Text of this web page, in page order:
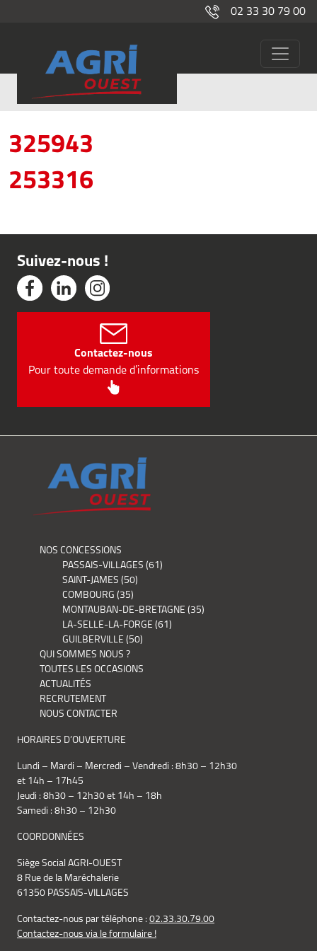
02 33 30 79 00
Mailleux
325943
253316
Suivez-nous !
Contactez-nous
Pour toute demande d’informations
NOS CONCESSIONS
PASSAIS-VILLAGES (61)
SAINT-JAMES (50)
COMBOURG (35)
MONTAUBAN-DE-BRETAGNE (35)
LA-SELLE-LA-FORGE (61)
GUILBERVILLE (50)
QUI SOMMES NOUS ?
TOUTES LES OCCASIONS
ACTUALITÉS
RECRUTEMENT
NOUS CONTACTER
HORAIRES D’OUVERTURE
Lundi – Mardi – Mercredi – Vendredi : 8h30 – 12h30
et 14h – 17h45
Jeudi : 8h30 – 12h30 et 14h – 18h
Samedi : 8h30 – 12h30
COORDONNÉES
Siège Social AGRI-OUEST
8 Rue de la Maréchalerie
61350 PASSAIS-VILLAGES
Contactez-nous par téléphone : 02.33.30.79.00
Contactez-nous via le formulaire !